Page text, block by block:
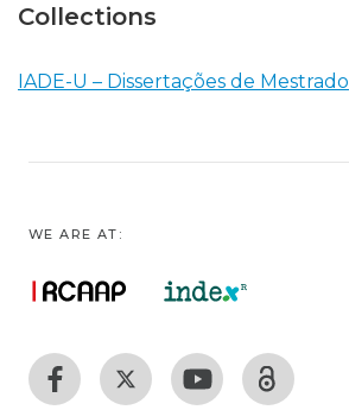
Collections
IADE-U – Dissertações de Mestrado
WE ARE AT: